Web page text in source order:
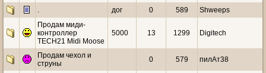
. дог 0 589
Shweeps
Продам миди-
контроллер
TECH21 Midi Moose
5000 13 1299 Digitech
Продам чехол и
струны
0 579 пилАт38